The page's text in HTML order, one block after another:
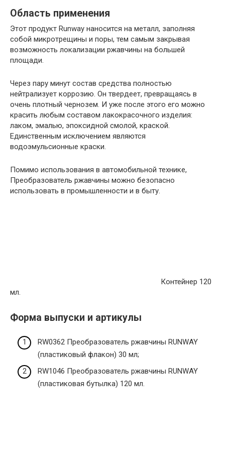
Область применения
Этот продукт Runway наносится на металл, заполняя
собой микротрещины и поры, тем самым закрывая
возможность локализации ржавчины на большей
площади.
Через пару минут состав средства полностью
нейтрализует коррозию. Он твердеет, превращаясь в
очень плотный чернозем. И уже после этого его можно
красить любым составом лакокрасочного изделия:
лаком, эмалью, эпоксидной смолой, краской.
Единственным исключением являются
водоэмульсионные краски.
Помимо использования в автомобильной технике,
Преобразователь ржавчины можно безопасно
использовать в промышленности и в быту.
Контейнер 120
мл.
Форма выпуски и артикулы
RW0362 Преобразователь ржавчины RUNWAY
(пластиковый флакон) 30 мл;
RW1046 Преобразователь ржавчины RUNWAY
(пластиковая бутылка) 120 мл.